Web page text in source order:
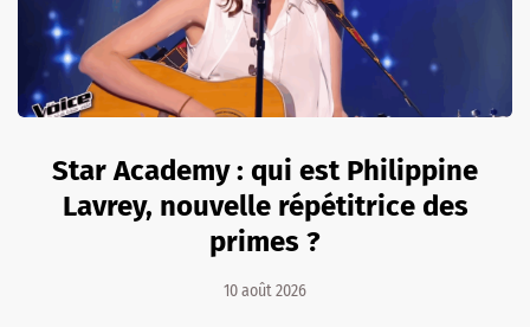
Star Academy : qui est Philippine
Lavrey, nouvelle répétitrice des
primes ?
10 août 2026